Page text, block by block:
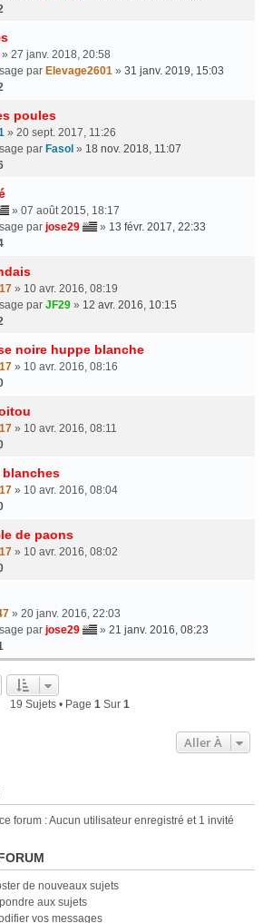
» 27 janv. 2018, 20:58
par Elevage2601 » 31 janv. 2019, 15:03
poules
» 20 sept. 2017, 11:26
par Fasol » 18 nov. 2018, 11:07
» 07 août 2015, 18:17
par jose29 » 13 févr. 2017, 22:33
» 10 avr. 2016, 08:19
par JF29 » 12 avr. 2016, 10:15
noire huppe blanche
» 10 avr. 2016, 08:16
» 10 avr. 2016, 08:11
» 10 avr. 2016, 08:04
de paons
» 10 avr. 2016, 08:02
» 20 janv. 2016, 22:03
par jose29 » 21 janv. 2016, 08:23
19 Sujets • Page 1 Sur 1
Aller À
forum : Aucun utilisateur enregistré et 1 invité
de nouveaux sujets
aux sujets
vos messages